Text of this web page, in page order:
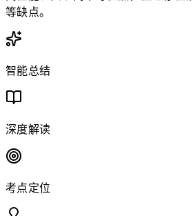
等缺点。
智能总结
深度解读
考点定位